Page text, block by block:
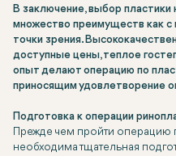
В заключение, выбор пластики
множество преимуществ как с
точки зрения.
доступные цены, теплое
опыт делают операцию по
приносящим удовлетворение
Подготовка к операции
Прежде чем пройти операцию
необходима тщательная